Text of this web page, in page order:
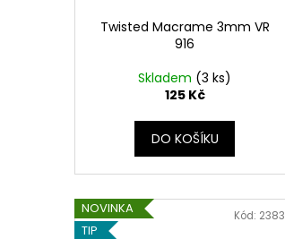
Twisted Macrame 3mm VR
916
Skladem (3 ks)
125 Kč
DO KOŠÍKU
NOVINKA
TIP
Kód: 2383